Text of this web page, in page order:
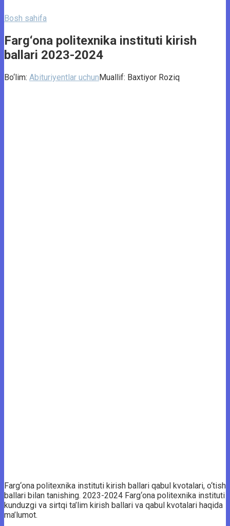
Bosh sahifa
Farg‘ona politexnika instituti kirish
ballari 2023-2024
Bo‘lim: Abituriyentlar uchunMuallif: Baxtiyor Roziq
Farg‘ona politexnika instituti kirish ballari qabul kvotalari, o‘tish
ballari bilan tanishing. 2023-2024 Farg‘ona politexnika instituti
kunduzgi va sirtqi ta’lim kirish ballari va qabul kvotalari haqida
ma’lumot.